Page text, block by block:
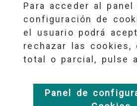
Para acceder al panel
configuración de
el usuario podrá
rechazar las cookies,
total o parcial, pulse
Panel de